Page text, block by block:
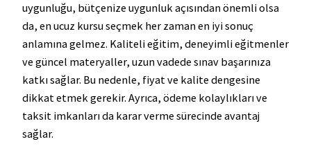
uygunluğu, bütçenize uygunluk açısından önemli olsa
da, en ucuz kursu seçmek her zaman en iyi sonuç
anlamına gelmez. Kaliteli eğitim, deneyimli eğitmenler
ve güncel materyaller, uzun vadede sınav başarınıza
katkı sağlar. Bu nedenle, fiyat ve kalite dengesine
dikkat etmek gerekir. Ayrıca, ödeme kolaylıkları ve
taksit imkanları da karar verme sürecinde avantaj
sağlar.